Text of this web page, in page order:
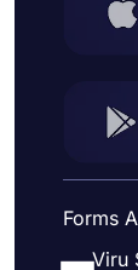
Forms
Viru